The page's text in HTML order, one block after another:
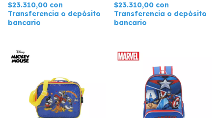
$23.310,00 con
Transferencia o depósito
bancario
$23.310,00 con
Transferencia o depósito
bancario